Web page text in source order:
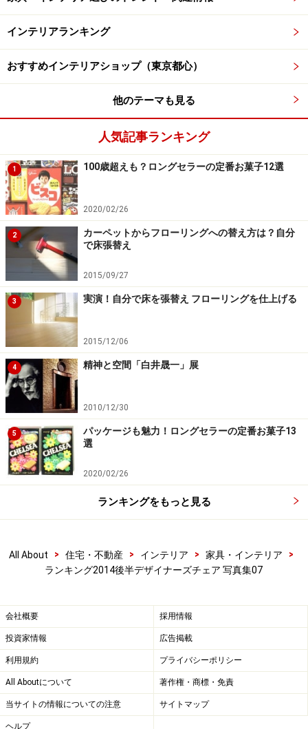
インテリアランキング
おすすめインテリアショップ（東京都心）
他のテーマも見る
人気記事ランキング
1 100歳超えも？ロングセラーの定番お菓子12選
2020/02/26
2
カーペットからフローリングへの替え方は？自分
で床張替え
2015/09/27
3 実演！自分で床を張替え フローリングを仕上げる
2015/12/06
4 精神と空間「白井晟一」展
2010/12/30
5
パッケージも魅力！ロングセラーの定番お菓子13
選
2020/02/26
ランキングをもっと見る
All About > 住宅・不動産 > インテリア > 家具・インテリア
>
ランキング2014後半デザイナーズチェア 写真集07
会社概要 採用情報
投資家情報 広告掲載
利用規約 プライバシーポリシー
All Aboutについて 著作権・商標・免責
当サイトの情報についての注意 サイトマップ
ヘルプ